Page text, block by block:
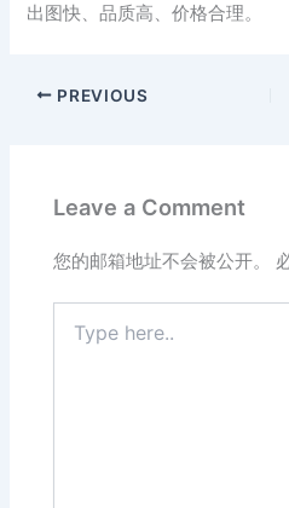
出图快、品质高、价格合理。
PREVIOUS
Leave a Comment
您的邮箱地址不会被公开。
here..